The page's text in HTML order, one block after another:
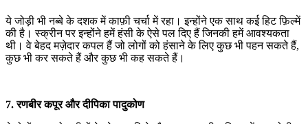
ये जोड़ी भी नब्बे के दशक में काफ़ी चर्चा में रहा। इन्होंने एक साथ कई हिट फ़िल्में
की है। स्क्रीन पर इन्होंने हमें हंसी के ऐसे पल दिए हैं जिनकी हमें आवश्यकता
थी। वे बेहद मज़ेदार कपल हैं जो लोगों को हंसाने के लिए कुछ भी पहन सकते हैं,
कुछ भी कर सकते हैं और कुछ भी कह सकते हैं।
7. रणबीर कपूर और दीपिका पादुकोण